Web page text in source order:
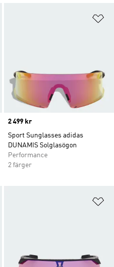
Price
2 499 kr
Sport Sunglasses adidas
DUNAMIS Solglasögon
Performance
2 färger